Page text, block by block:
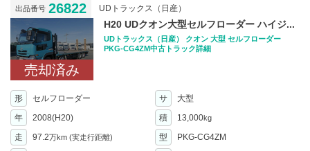
出品番号 26822 UDトラックス（日産）
売却済み
H20 UDクオン大型セルフローダー ハイジ...
UDトラックス（日産） クオン 大型 セルフローダー
PKG-CG4ZM中古トラック詳細
形 セルフローダー サ
大型
年
2008(H20) 積 13,000kg
走 97.2万km (実走行距離) 型
PKG-CG4ZM